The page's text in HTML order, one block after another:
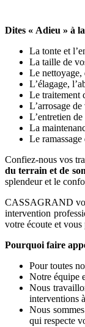
Dites « Adieu » à
La tonte et
La taille de
Le nettoyage,
L’élagage,
Le traitement
L’arrosage
L’entretien
La
Le
Confiez-nous vos
du terrain et de
splendeur et le
CASSAGRAND
intervention
votre écoute et vous
Pourquoi faire
Pour toutes
Notre équipe
Nous
interventions
Nous
qui respecte